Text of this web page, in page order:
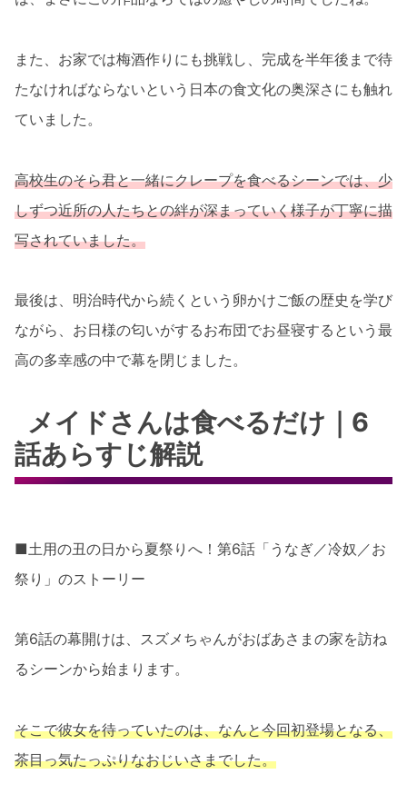
また、お家では梅酒作りにも挑戦し、完成を半年後まで待
たなければならないという日本の食文化の奥深さにも触れ
ていました。
高校生のそら君と一緒にクレープを食べるシーンでは、少
しずつ近所の人たちとの絆が深まっていく様子が丁寧に描
写されていました。
最後は、明治時代から続くという卵かけご飯の歴史を学び
ながら、お日様の匂いがするお布団でお昼寝するという最
高の多幸感の中で幕を閉じました。
メイドさんは食べるだけ｜6
話あらすじ解説
■土用の丑の日から夏祭りへ！第6話「うなぎ／冷奴／お
祭り」のストーリー
第6話の幕開けは、スズメちゃんがおばあさまの家を訪ね
るシーンから始まります。
そこで彼女を待っていたのは、なんと今回初登場となる、
茶目っ気たっぷりなおじいさまでした。